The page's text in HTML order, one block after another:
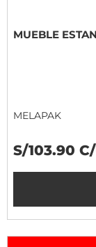
MUEBLE
MELAPAK
S/103.90